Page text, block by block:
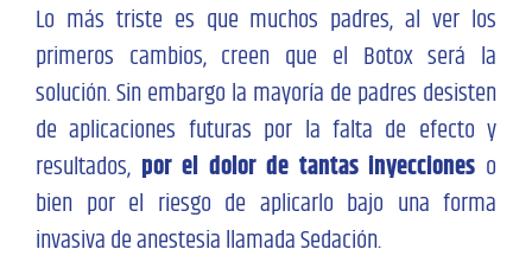
Lo más triste es que muchos padres, al ver los
primeros cambios, creen que el Botox será la
solución. Sin embargo la mayoría de padres desisten
de aplicaciones futuras por la falta de efecto y
resultados, por el dolor de tantas inyecciones o
bien por el riesgo de aplicarlo bajo una forma
invasiva de anestesia llamada Sedación.